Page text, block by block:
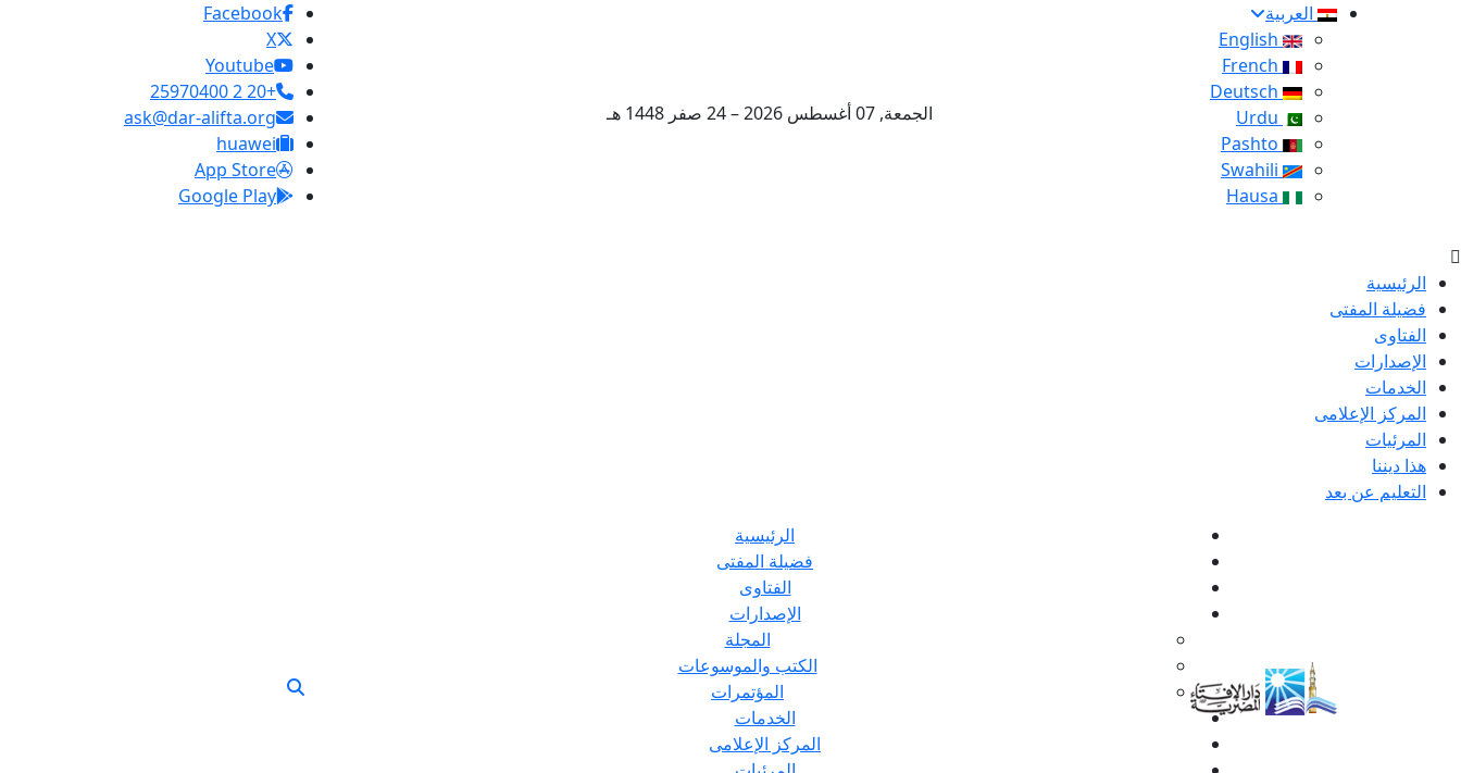
العربية
الجمعة, 07 أغسطس 2026 – 24 صفر 1448 هـ
Facebook
X
Youtube
+20 2 25970400
ask@dar-alifta.org
huawei
App Store
Google Play
الرئيسية
فضيلة المفتى
الفتاوى
الإصدارات
الخدمات
المركز الإعلامى
المرئيات
هذا ديننا
التعليم عن بعد
الرئيسية
فضيلة المفتى
الفتاوى
الإصدارات
المجلة
الكتب والموسوعات
المؤتمرات
الخدمات
المركز الإعلامى